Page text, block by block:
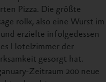
Pizza. Die größte
roll«, also eine Wurst im
erzielte infolgedessen
Hotelzimmer der
gesorgt hat.
Zeitraum 200 neue
gebracht.